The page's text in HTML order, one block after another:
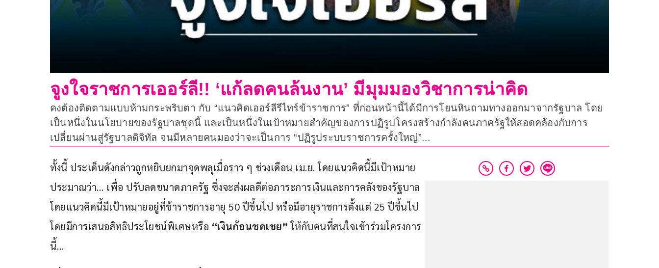
จูงใจราชการเออร์ลี!! ‘แก้ลดคนล้นงาน’ มีมุมมองวิชาการน่าคิด
คงต้องติดตามแบบห้ามกระพริบตา กับ “แนวคิดเออร์ลีรีไทร์ข้าราชการ” ที่ก่อนหน้านี้ได้มีการโยนหินถามทางออกมาจากรัฐบาล โดย
เป็นหนึ่งในนโยบายของรัฐบาลชุดนี้ และเป็นหนึ่งในเป้าหมายสำคัญของการปฏิรูปโครงสร้างกำลังคนภาครัฐให้สอดคล้องกับการ
เปลี่ยนผ่านสู่รัฐบาลดิจิทัล จนมีหลายคนมองว่าจะเป็นการ “ปฏิรูประบบราชการครั้งใหญ่”...
ทั้งนี้ ประเด็นดังกล่าวถูกหยิบยกมาจุดพลุเมื่อราว ๆ ช่วงเดือน เม.ย. โดยแนวคิดนี้มีเป้าหมาย
ประมาณว่า… เพื่อ ปรับลดขนาดภาครัฐ ซึ่งจะส่งผลดีต่อภาระการเงินและการคลังของรัฐบาล
โดยแนวคิดนี้มีเป้าหมายอยู่ที่ข้าราชการอายุ 50 ปีขึ้นไป หรือมีอายุราชการตั้งแต่ 25 ปีขึ้นไป
โดยมีการเสนอสิทธิประโยชน์พิเศษหรือ “เงินก้อนชดเชย” ให้กับคนที่สนใจเข้าร่วมโครงการ
นี้…